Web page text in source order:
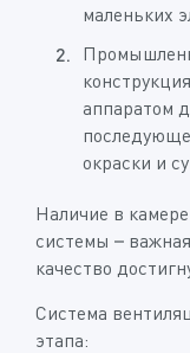
маленьких
аппаратом
окраски и
Наличие в
системы –
качество
Система
этапа: